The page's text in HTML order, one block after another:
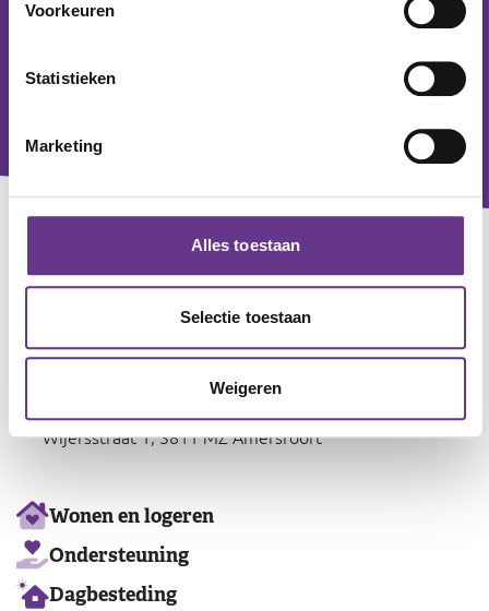
Voorkeuren
Statistieken
Marketing
Alles toestaan
Selectie toestaan
Weigeren
Voor alle zorgvragen
Voor algemene en zakelijke vragen
Wijersstraat 1, 3811 MZ Amersfoort
Ons
aanbod
Wonen en logeren
Ondersteuning
Dagbesteding